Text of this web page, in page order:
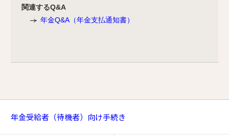
関連するQ&A
年金Q&A（年金支払通知書）
年金受給者（待機者）向け手続き